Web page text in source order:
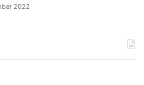
2022